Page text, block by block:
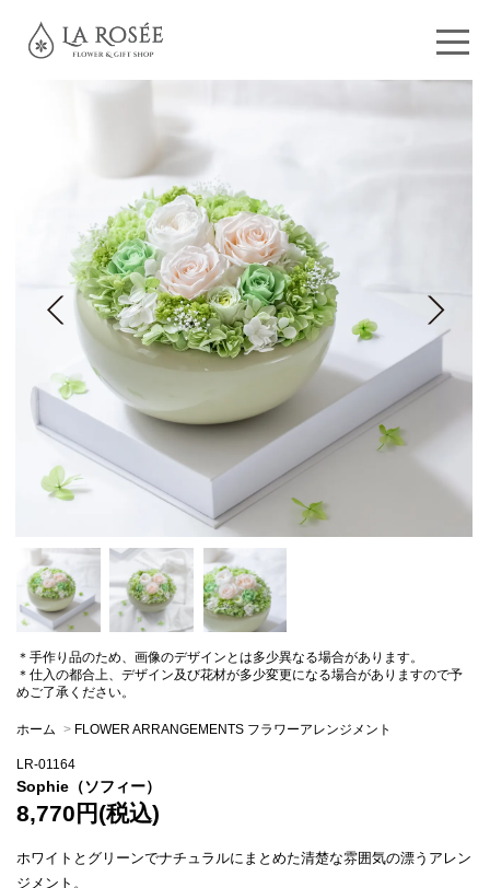
＊手作り品のため、画像のデザインとは多少異なる場合があります。
＊仕入の都合上、デザイン及び花材が多少変更になる場合がありますので予
めご了承ください。
ホーム > FLOWER ARRANGEMENTS フラワーアレンジメント
LR-01164
Sophie（ソフィー）
8,770円(税込)
ホワイトとグリーンでナチュラルにまとめた清楚な雰囲気の漂うアレン
ジメント。